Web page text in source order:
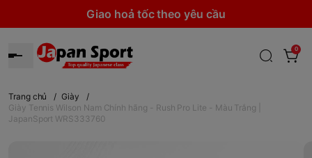
Giao hoả tốc theo yêu cầu
0
Trang chủ / Giày
/
Giày Tennis Wilson Nam Chính hãng - Rush Pro Lite - Màu Trắng |
JapanSport WRS333760